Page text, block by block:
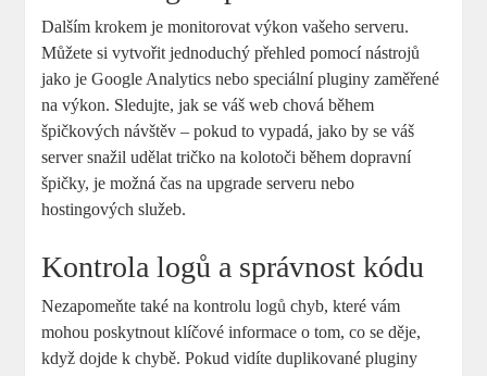
Dalším krokem je monitorovat výkon vašeho serveru.
Můžete si vytvořit jednoduchý přehled pomocí nástrojů
jako je Google Analytics nebo speciální pluginy zaměřené
na výkon. Sledujte, jak se váš web chová během
špičkových návštěv – pokud to vypadá, jako by se váš
server snažil udělat tričko na kolotoči během dopravní
špičky, je možná čas na upgrade serveru nebo
hostingových služeb.
Kontrola logů a správnost kódu
Nezapomeňte také na kontrolu logů chyb, které vám
mohou poskytnout klíčové informace o tom, co se děje,
když dojde k chybě. Pokud vidíte duplikované pluginy